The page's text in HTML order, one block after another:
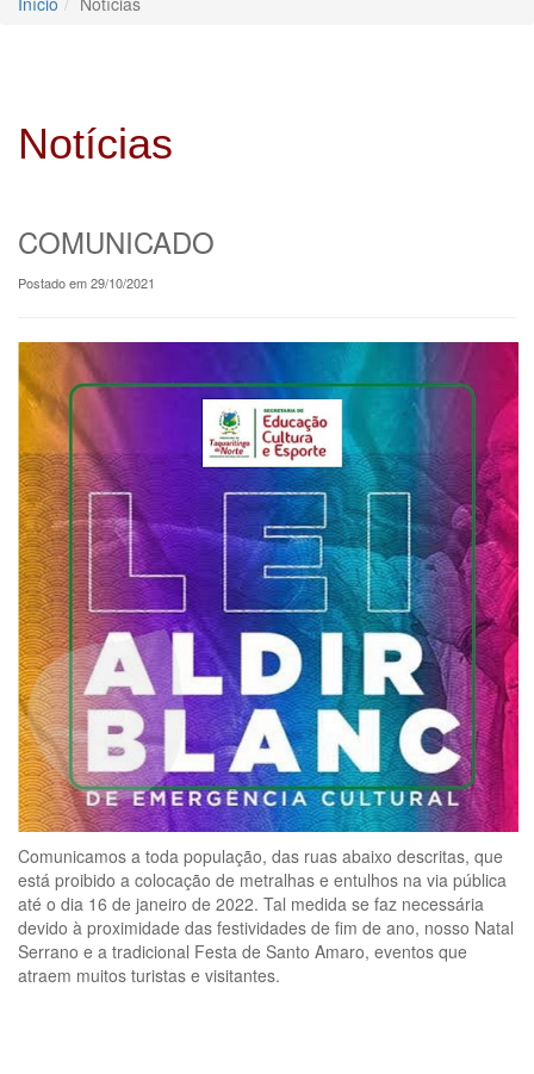
Notícias
COMUNICADO
Postado em 29/10/2021
Comunicamos a toda população, das ruas abaixo descritas, que
está proibido a colocação de metralhas e entulhos na via pública
até o dia 16 de janeiro de 2022. Tal medida se faz necessária
devido à proximidade das festividades de fim de ano, nosso Natal
Serrano e a tradicional Festa de Santo Amaro, eventos que
atraem muitos turistas e visitantes.